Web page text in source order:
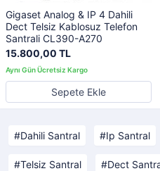
Gigaset Analog & IP 4 Dahili
Dect Telsiz Kablosuz Telefon
Santrali CL390-A270
15.800,00 TL
Sepete Ekle
Dahili Santral Ip Santral
Telsiz Santral Dect